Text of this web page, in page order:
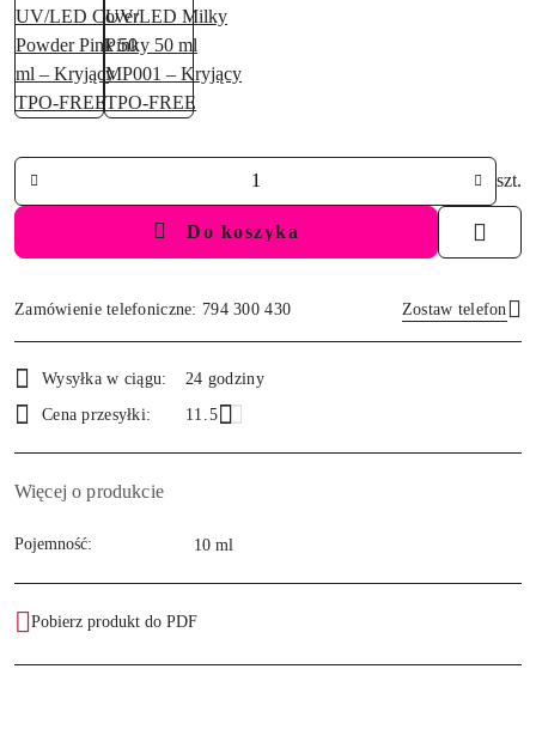
szt.
Do koszyka
Zamówienie telefoniczne: 794 300 430 Zostaw telefon
i
dostawa
Wysyłka w ciągu:
24 godziny
Cena przesyłki:
11.5
Więcej o produkcie
Pojemność: 10 ml
Pobierz produkt do PDF